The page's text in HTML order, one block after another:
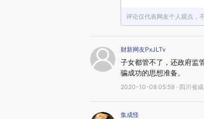
评论仅代表网友个人观点，
财新网友PxJLTv
子女都管不了，还政府监
骗成功的思想准备。
2020-10-08 05:59 · 四川省
集成怪